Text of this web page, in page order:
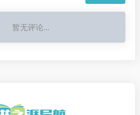
暂无评论...